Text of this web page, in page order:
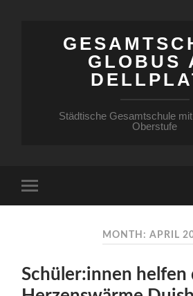
GLOBUS
Städtische Gesamtschule
Oberstufe
MONTH: APRIL
Schüler:innen helfen